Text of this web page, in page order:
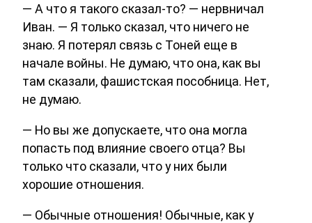
— А что я такого сказал-то? — нервничал
Иван. — Я только сказал, что ничего не
знаю. Я потерял связь с Тоней еще в
начале войны. Не думаю, что она, как вы
там сказали, фашистская пособница. Нет,
не думаю.
— Но вы же допускаете, что она могла
попасть под влияние своего отца? Вы
только что сказали, что у них были
хорошие отношения.
— Обычные отношения! Обычные, как у